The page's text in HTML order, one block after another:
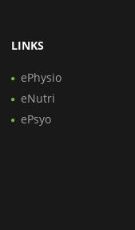
LINKS
ePhysio
eNutri
ePsyo